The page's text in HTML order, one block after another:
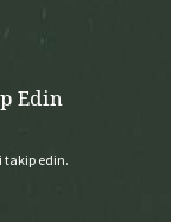
Edin
takip edin.